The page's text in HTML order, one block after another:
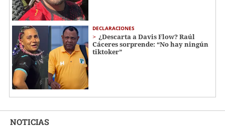
DECLARACIONES
¿Descarta a Davis Flow? Raúl
Cáceres sorprende: “No hay ningún
tiktoker”
NOTICIAS